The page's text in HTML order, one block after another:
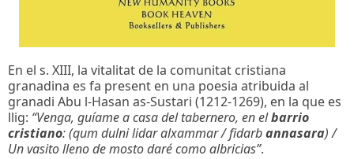
En el s. XIII, la vitalitat de la comunitat cristiana
granadina es fa present en una poesia atribuida al
granadi Abu l-Hasan as-Sustari (1212-1269), en la que es
llig: “Venga, guíame a casa del tabernero, en elbarrio
cristiano: (qum dulni lidar alxammar / fidarbannasara) /
Un vasito lleno de mosto daré como albricias”.